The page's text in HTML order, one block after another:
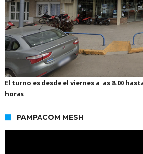
El turno es desde el viernes a las 8.00
horas
PAMPACOM MESH